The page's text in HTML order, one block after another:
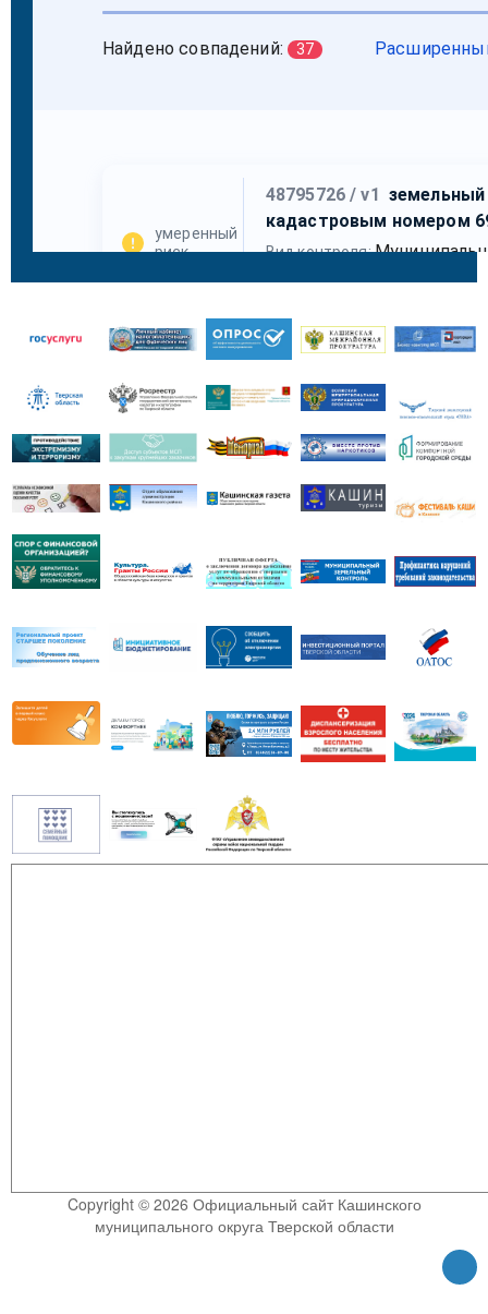
Copyright © 2026 Официальный сайт Кашинского
муниципального округа Тверской области